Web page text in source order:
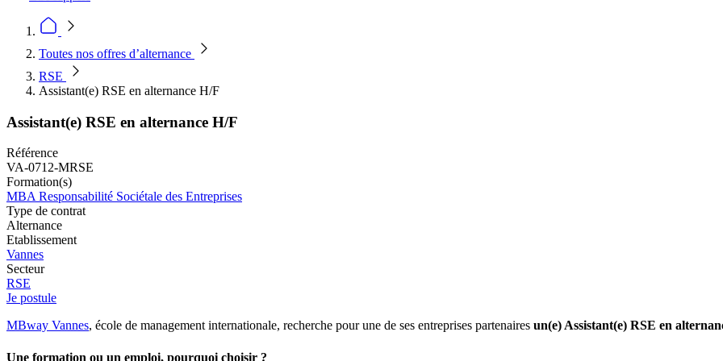
Toutes nos offres d’alternance
RSE
Assistant(e) RSE en alternance H/F
Assistant(e) RSE en alternance H/F
Référence
VA-0712-MRSE
Formation(s)
MBA Responsabilité Sociétale des Entreprises
Type de contrat
Alternance
Etablissement
Vannes
Secteur
RSE
Je postule
MBway Vannes, école de management internationale, recherche pour une de ses entreprises partenaires un(e) Assistant(e) RSE en
Une formation ou un emploi, pourquoi choisir ?